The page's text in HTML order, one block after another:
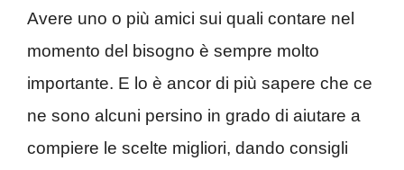
Avere uno o più amici sui quali contare nel
momento del bisogno è sempre molto
importante. E lo è ancor di più sapere che ce
ne sono alcuni persino in grado di aiutare a
compiere le scelte migliori, dando consigli